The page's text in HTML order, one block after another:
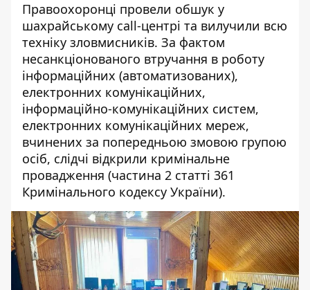
Правоохоронці провели обшук у
шахрайському call-центрі та вилучили всю
техніку зловмисників. За фактом
несанкціонованого втручання в роботу
інформаційних (автоматизованих),
електронних комунікаційних,
інформаційно-комунікаційних систем,
електронних комунікаційних мереж,
вчинених за попередньою змовою групою
осіб, слідчі відкрили кримінальне
провадження (частина 2 статті 361
Кримінального кодексу України).